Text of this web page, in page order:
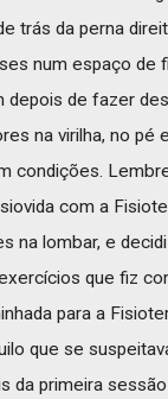
trás da perna
num espaço de
depois de fazer
na virilha, no pé
condições.
com a
na lombar, e
que fiz
para a
que se
da primeira